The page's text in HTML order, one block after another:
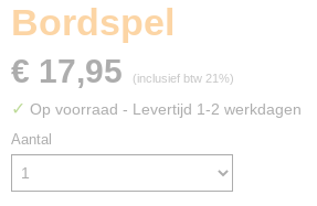
Bordspel
€ 17,95 (inclusief btw 21%)
✓ Op voorraad - Levertijd 1-2 werkdagen
Aantal